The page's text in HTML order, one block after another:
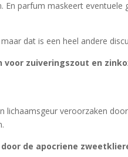
parfum maskeert eventuele
dat is een heel andere
voor zuiveringszout en
lichaamsgeur veroorzaken
de apocriene